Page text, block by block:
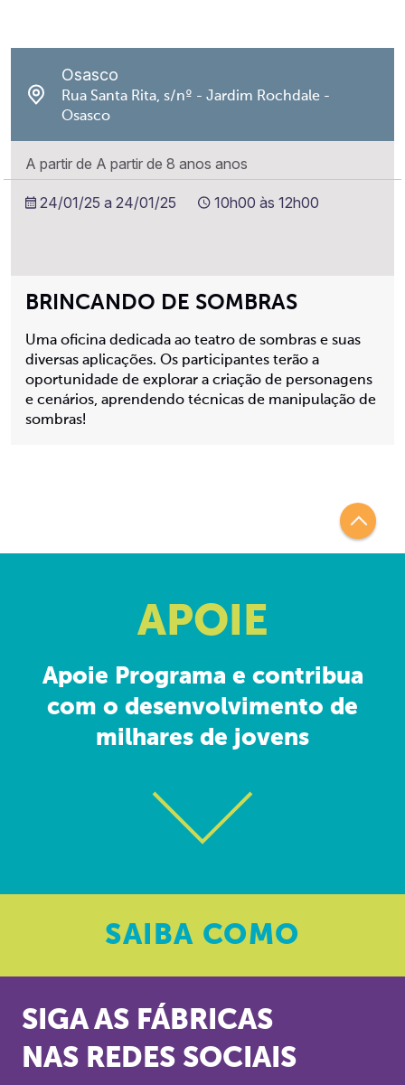
BRINCANDO DE SOMBRAS
Uma oficina dedicada ao teatro de sombras e suas
diversas aplicações. Os participantes terão a
oportunidade de explorar a criação de personagens
e cenários, aprendendo técnicas de manipulação de
sombras!
Osasco
Rua Santa Rita, s/nº - Jardim Rochdale -
Osasco
A partir de A partir de 8 anos anos
24/01/25 a 24/01/25 10h00 às 12h00
APOIE
Apoie Programa e contribua
com o desenvolvimento de
milhares de jovens
SAIBA COMO
SIGA AS FÁBRICAS
NAS REDES SOCIAIS